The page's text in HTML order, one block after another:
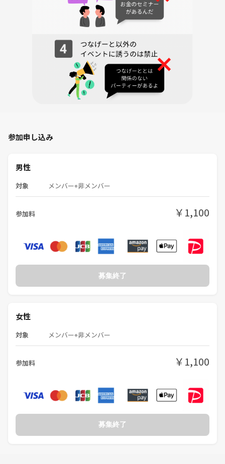
参加申し込み
男性
対象 メンバー+非メンバー
参加料 ￥1,100
募集終了
女性
対象 メンバー+非メンバー
参加料 ￥1,100
募集終了